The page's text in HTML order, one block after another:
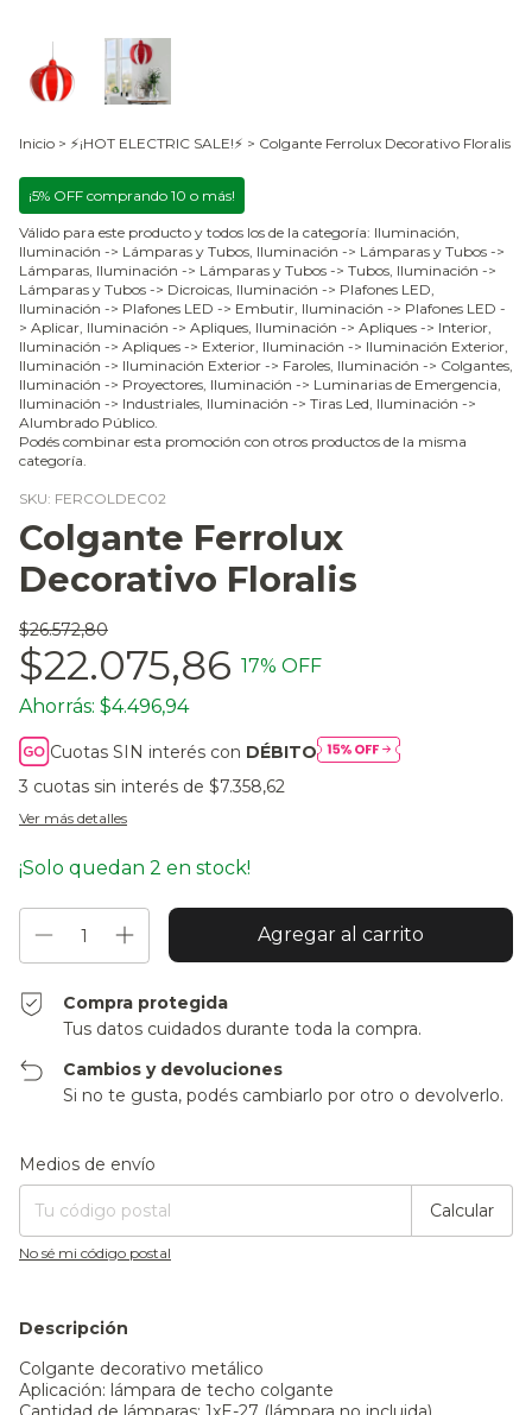
Inicio > ⚡¡HOT ELECTRIC SALE!⚡ > Colgante Ferrolux Decorativo Floralis
¡5% OFF comprando 10 o más!
Válido para este producto y todos los de la categoría: Iluminación,
Iluminación -> Lámparas y Tubos, Iluminación -> Lámparas y Tubos ->
Lámparas, Iluminación -> Lámparas y Tubos -> Tubos, Iluminación ->
Lámparas y Tubos -> Dicroicas, Iluminación -> Plafones LED,
Iluminación -> Plafones LED -> Embutir, Iluminación -> Plafones LED -
> Aplicar, Iluminación -> Apliques, Iluminación -> Apliques -> Interior,
Iluminación -> Apliques -> Exterior, Iluminación -> Iluminación Exterior,
Iluminación -> Iluminación Exterior -> Faroles, Iluminación -> Colgantes,
Iluminación -> Proyectores, Iluminación -> Luminarias de Emergencia,
Iluminación -> Industriales, Iluminación -> Tiras Led, Iluminación ->
Alumbrado Público.
Podés combinar esta promoción con otros productos de la misma
categoría.
SKU: FERCOLDEC02
Colgante Ferrolux
Decorativo Floralis
$26.572,80
$22.075,86 17% OFF
Ahorrás: $4.496,94
Cuotas SIN interés con DÉBITO
3 cuotas sin interés de $7.358,62
Ver más detalles
¡Solo quedan 2 en stock!
Compra protegida
Tus datos cuidados durante toda la compra.
Cambios y devoluciones
Si no te gusta, podés cambiarlo por otro o devolverlo.
Entregas para el CP:
Medios de envío
Calcular
No sé mi código postal
Descripción
Colgante decorativo metálico
Aplicación: lámpara de techo colgante